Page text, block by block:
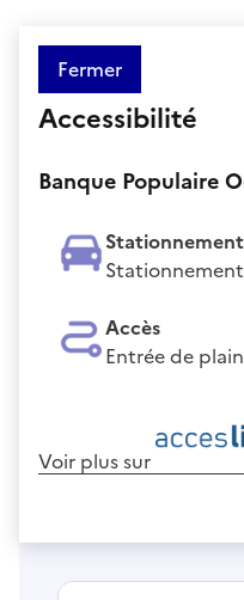
Fermer
Accessibilité
Banque Populaire
Stationnement
Accès
Entrée de
Voir plus sur